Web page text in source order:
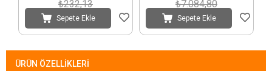
₺232,13
Sepete Ekle
₺7.084,80
Sepete Ekle
ÜRÜN ÖZELLIKLERI